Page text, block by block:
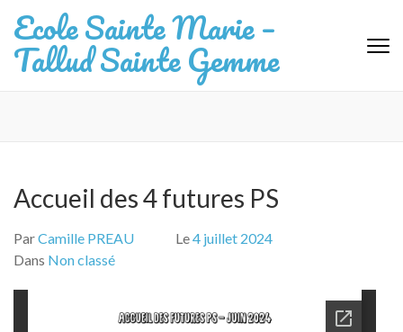
au
contenu
(Pressez
Ecole Sainte Marie –
Tallud Sainte Gemme
Accueil des 4 futures PS
ParCamille PREAU Le4 juillet 2024
Dans Non classé